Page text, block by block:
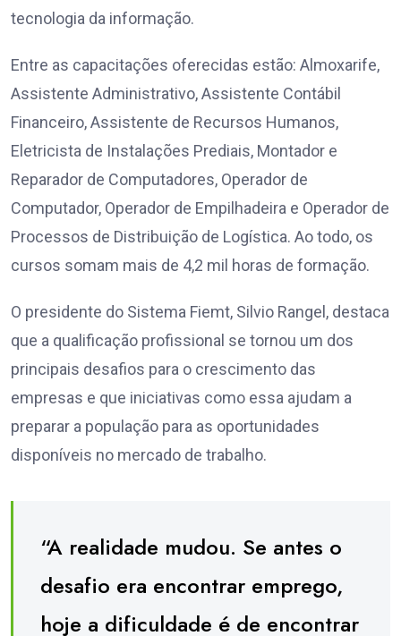
tecnologia da informação.
Entre as capacitações oferecidas estão: Almoxarife,
Assistente Administrativo, Assistente Contábil
Financeiro, Assistente de Recursos Humanos,
Eletricista de Instalações Prediais, Montador e
Reparador de Computadores, Operador de
Computador, Operador de Empilhadeira e Operador de
Processos de Distribuição de Logística. Ao todo, os
cursos somam mais de 4,2 mil horas de formação.
O presidente do Sistema Fiemt, Silvio Rangel, destaca
que a qualificação profissional se tornou um dos
principais desafios para o crescimento das
empresas e que iniciativas como essa ajudam a
preparar a população para as oportunidades
disponíveis no mercado de trabalho.
“A realidade mudou. Se antes o
desafio era encontrar emprego,
hoje a dificuldade é de encontrar